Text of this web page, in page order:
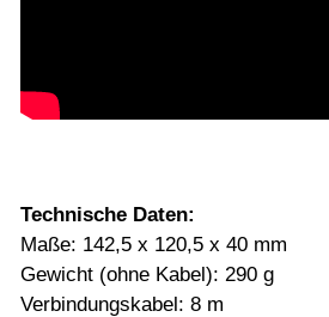
Technische Daten:
Maße: 142,5 x 120,5 x 40 mm
Gewicht (ohne Kabel): 290 g
Verbindungskabel: 8 m